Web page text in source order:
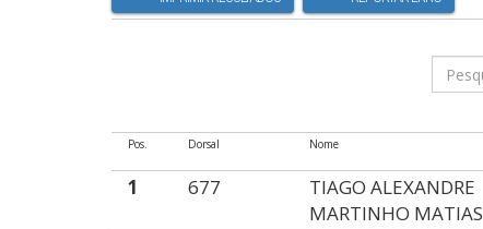
Pos. Dorsal Nome
1 677
TIAGO ALEXANDRE
MARTINHO MATIAS